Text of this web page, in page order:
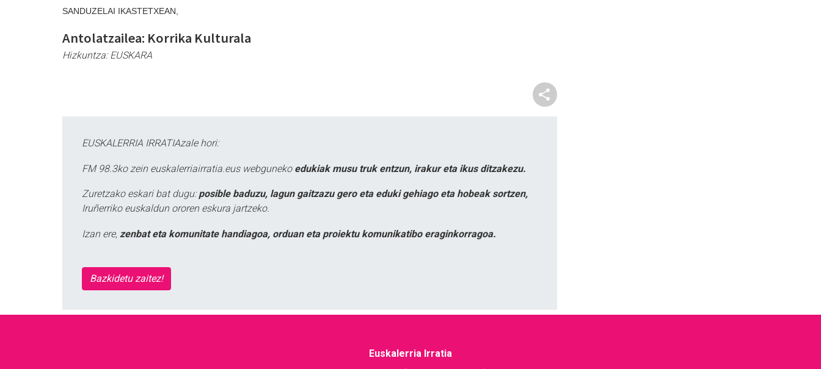
SANDUZELAI IKASTETXEAN,
Antolatzailea: Korrika Kulturala
Hizkuntza:EUSKARA
EUSKALERRIA IRRATIAzale hori:
FM 98.3ko zein euskalerriairratia.eus webguneko edukiak musu truk entzun, irakur eta ikus ditzakezu.
Zuretzako eskari bat dugu: posible baduzu, lagun gaitzazu gero eta eduki gehiago eta hobeak sortzen,
Iruñerriko euskaldun ororen eskura jartzeko.
Izan ere, zenbat eta komunitate handiagoa, orduan eta proiektu komunikatibo eraginkorragoa.
Bazkidetu zaitez!
Euskalerria Irratia